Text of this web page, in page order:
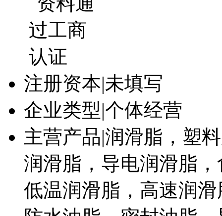
注册资本|未填写
企业类型|个体经营
主营产品|润滑脂，塑
润滑脂，导电润滑脂
低温润滑脂，高速润